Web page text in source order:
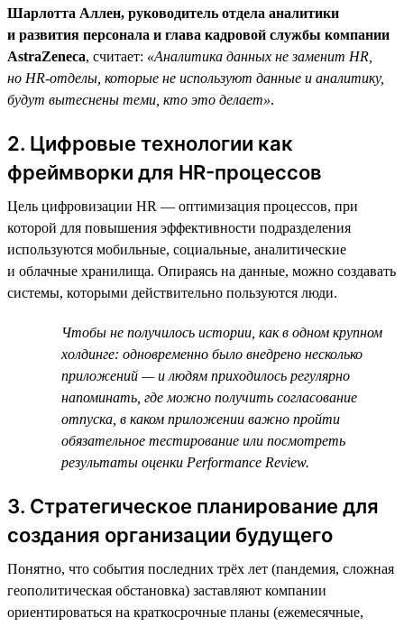
Шарлотта Аллен, руководитель отдела аналитики
и развития персонала и глава кадровой службы компании
AstraZeneca, считает: «Аналитика данных не заменит HR,
но HR-отделы, которые не используют данные и аналитику,
будут вытеснены теми, кто это делает».
2. Цифровые технологии как
фреймворки для HR-процессов
Цель цифровизации HR — оптимизация процессов, при
которой для повышения эффективности подразделения
используются мобильные, социальные, аналитические
и облачные хранилища. Опираясь на данные, можно создавать
системы, которыми действительно пользуются люди.
Чтобы не получилось истории, как в одном крупном
холдинге: одновременно было внедрено несколько
приложений — и людям приходилось регулярно
напоминать, где можно получить согласование
отпуска, в каком приложении важно пройти
обязательное тестирование или посмотреть
результаты оценки Performance Review.
3. Стратегическое планирование для
создания организации будущего
Понятно, что события последних трёх лет (пандемия, сложная
геополитическая обстановка) заставляют компании
ориентироваться на краткосрочные планы (ежемесячные,